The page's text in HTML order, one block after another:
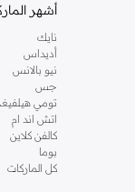
أشهر
نايك
أديداس
نيو بالانس
جس
تومي
اتش اند ام
كالفن كلاين
بوما
كل الماركات